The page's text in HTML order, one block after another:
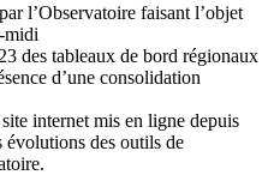
l’Observatoire faisant l’objet
midi
des tableaux de bord régionaux
d’une consolidation
internet mis en ligne depuis
des outils de